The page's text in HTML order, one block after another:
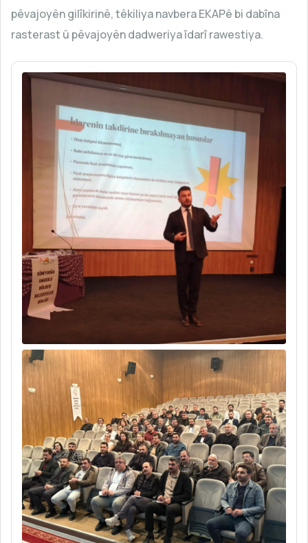
pêvajoyên gilîkirinê, têkiliya navbera EKAPê bi dabîna
rasterast û pêvajoyên dadweriya îdarî rawestiya.